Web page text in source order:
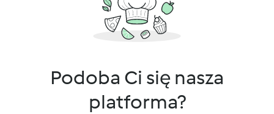
Podoba Ci się nasza
platforma?